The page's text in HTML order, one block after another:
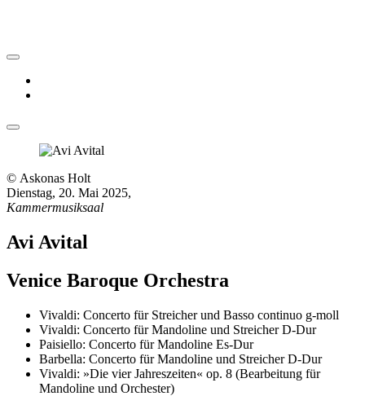
© Askonas Holt
Dienstag, 20. Mai 2025,
Kammermusiksaal
Avi Avital
Venice Baroque Orchestra
Vivaldi: Concerto für Streicher und Basso continuo g-moll
Vivaldi: Concerto für Mandoline und Streicher D-Dur
Paisiello: Concerto für Mandoline Es-Dur
Barbella: Concerto für Mandoline und Streicher D-Dur
Vivaldi: »Die vier Jahreszeiten« op. 8 (Bearbeitung für
Mandoline und Orchester)